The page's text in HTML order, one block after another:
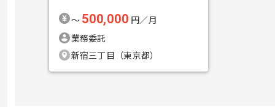
〜 500,000 円／月
業務委託
新宿三丁目（東京都）